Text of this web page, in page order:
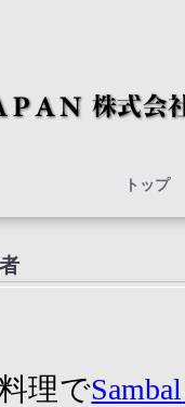
トップ
理でSambal